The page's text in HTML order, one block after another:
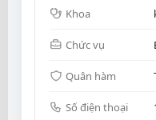
Khoa
Chức vụ
Quân hàm
Số điện thoại